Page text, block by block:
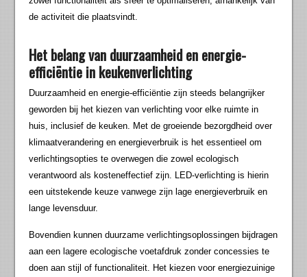
de activiteit die plaatsvindt.
Het belang van duurzaamheid en energie-
efficiëntie in keukenverlichting
Duurzaamheid en energie-efficiëntie zijn steeds belangrijker
geworden bij het kiezen van verlichting voor elke ruimte in
huis, inclusief de keuken. Met de groeiende bezorgdheid over
klimaatverandering en energieverbruik is het essentieel om
verlichtingsopties te overwegen die zowel ecologisch
verantwoord als kosteneffectief zijn. LED-verlichting is hierin
een uitstekende keuze vanwege zijn lage energieverbruik en
lange levensduur.
Bovendien kunnen duurzame verlichtingsoplossingen bijdragen
aan een lagere ecologische voetafdruk zonder concessies te
doen aan stijl of functionaliteit. Het kiezen voor energiezuinige